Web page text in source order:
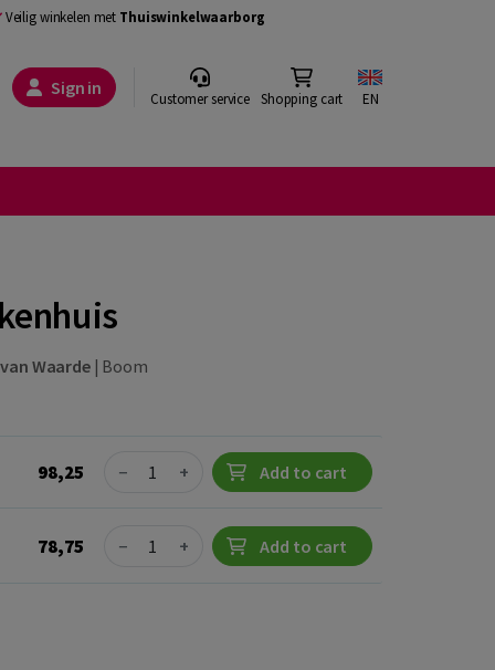
Veilig winkelen met Thuiswinkelwaarborg
Sign in Customer service Shopping cart EN
Waarde| Boom
98,25 Quantity
− + Add to cart
78,75 Quantity
− + Add to cart